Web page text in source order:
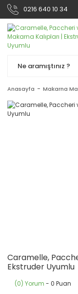
0216 640 10 34
Anasayfa Makarna
Caramelle,
Ekstruder Uyumlu
(0) Yorum - 0 Puan